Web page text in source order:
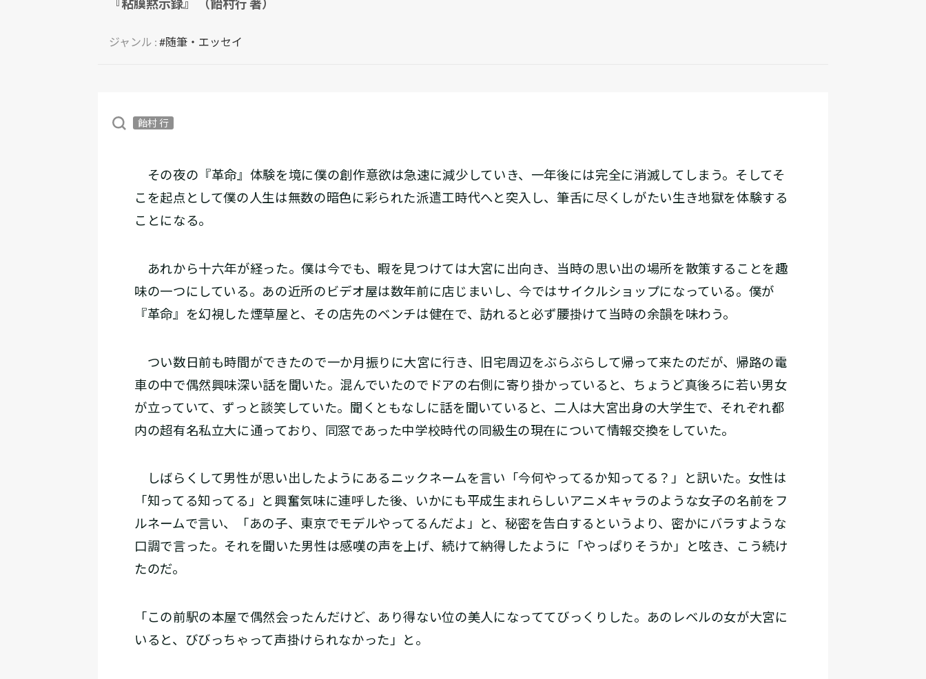
『粘膜黙示録』 （飴村行 著）
ジャンル : #随筆・エッセイ
飴村 行
その夜の『革命』体験を境に僕の創作意欲は急速に減少していき、一年後には完全に消滅してしまう。そしてそ
こを起点として僕の人生は無数の暗色に彩られた派遣工時代へと突入し、筆舌に尽くしがたい生き地獄を体験する
ことになる。
あれから十六年が経った。僕は今でも、暇を見つけては大宮に出向き、当時の思い出の場所を散策することを趣
味の一つにしている。あの近所のビデオ屋は数年前に店じまいし、今ではサイクルショップになっている。僕が
『革命』を幻視した煙草屋と、その店先のベンチは健在で、訪れると必ず腰掛けて当時の余韻を味わう。
つい数日前も時間ができたので一か月振りに大宮に行き、旧宅周辺をぶらぶらして帰って来たのだが、帰路の電
車の中で偶然興味深い話を聞いた。混んでいたのでドアの右側に寄り掛かっていると、ちょうど真後ろに若い男女
が立っていて、ずっと談笑していた。聞くともなしに話を聞いていると、二人は大宮出身の大学生で、それぞれ都
内の超有名私立大に通っており、同窓であった中学校時代の同級生の現在について情報交換をしていた。
しばらくして男性が思い出したようにあるニックネームを言い「今何やってるか知ってる？」と訊いた。女性は
「知ってる知ってる」と興奮気味に連呼した後、いかにも平成生まれらしいアニメキャラのような女子の名前をフ
ルネームで言い、「あの子、東京でモデルやってるんだよ」と、秘密を告白するというより、密かにバラすような
口調で言った。それを聞いた男性は感嘆の声を上げ、続けて納得したように「やっぱりそうか」と呟き、こう続け
たのだ。
「この前駅の本屋で偶然会ったんだけど、あり得ない位の美人になっててびっくりした。あのレベルの女が大宮に
いると、びびっちゃって声掛けられなかった」と。